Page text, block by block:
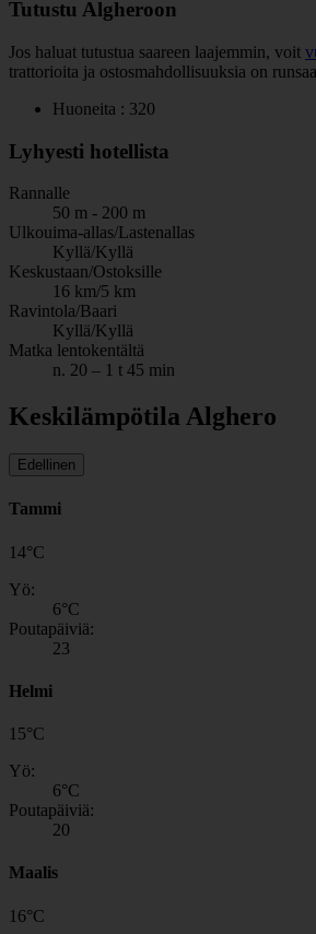
Tutustu Algheroon
Jos haluat tutustua saareen laajemmin, voit
trattorioita ja ostosmahdollisuuksia on
Huoneita : 320
Lyhyesti hotellista
Rannalle
50 m - 200 m
Ulkouima-allas/Lastenallas
Kyllä/Kyllä
Keskustaan/Ostoksille
16 km/5 km
Ravintola/Baari
Kyllä/Kyllä
Matka lentokentältä
n. 20 – 1 t 45 min
Keskilämpötila Alghero
Edellinen
Tammi
14°C
Yö:
6°C
Poutapäiviä:
23
Helmi
15°C
Yö:
6°C
Poutapäiviä:
20
Maalis
16°C